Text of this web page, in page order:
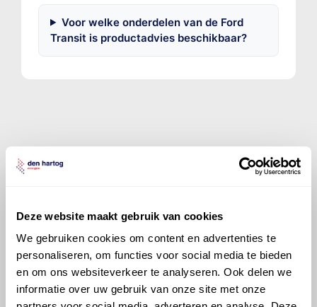
Deze website maakt gebruik van cookies
We gebruiken cookies om content en advertenties te
personaliseren, om functies voor social media te bieden
en om ons websiteverkeer te analyseren. Ook delen we
informatie over uw gebruik van onze site met onze
Voor welke onderdelen van de Ford
Transit is productadvies beschikbaar?
informatie mag noch geheel noch gedeeltelijk worden
voorafgaande schriftelijke toestemming van Olyslager
om ervoor te zorgen dat deze gegevens zo accuraat
en compleet mogelijk zijn, wordt geen
aansprakelijkheid aanvaard, anders dan waartoe een
wettelijke verplichting bestaat, voor schade of verlies